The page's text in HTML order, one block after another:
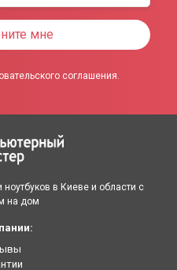
мне
соглашения.
в Киеве и области с
на дом